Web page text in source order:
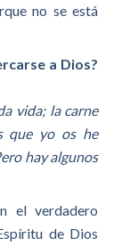
no se está
a Dios?
vida; la carne
que yo os he
hay algunos
el verdadero
de Dios